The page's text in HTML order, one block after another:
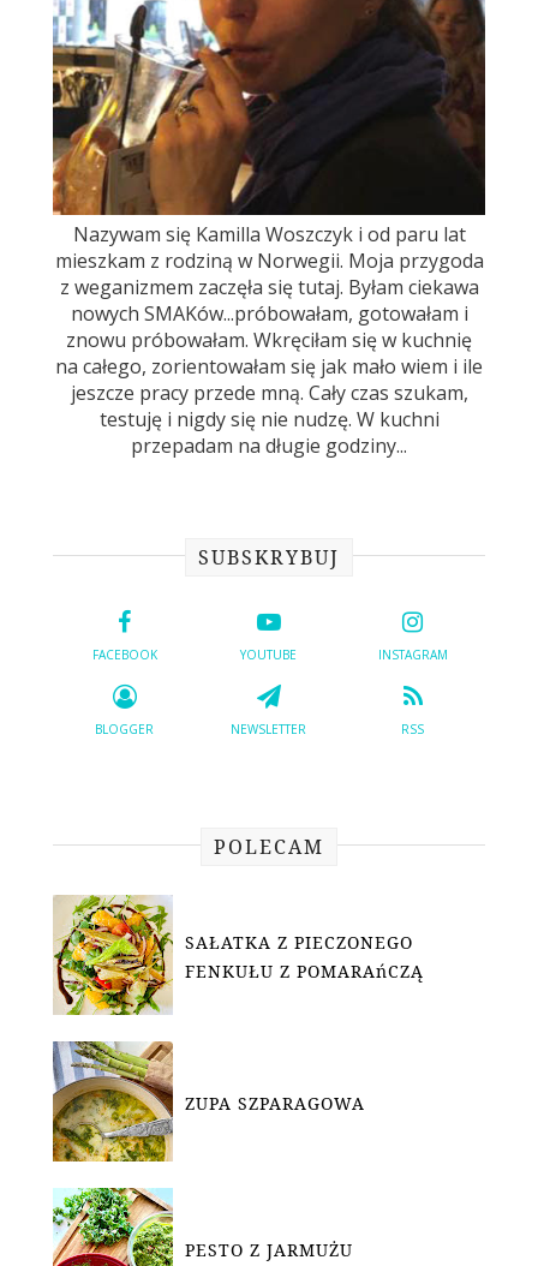
Nazywam się Kamilla Woszczyk i od paru lat
mieszkam z rodziną w Norwegii. Moja przygoda
z weganizmem zaczęła się tutaj. Byłam ciekawa
nowych SMAKów...próbowałam, gotowałam i
znowu próbowałam. Wkręciłam się w kuchnię
na całego, zorientowałam się jak mało wiem i ile
jeszcze pracy przede mną. Cały czas szukam,
testuję i nigdy się nie nudzę. W kuchni
przepadam na długie godziny...
SUBSKRYBUJ
FACEBOOK YOUTUBE INSTAGRAM
BLOGGER NEWSLETTER RSS
POLECAM
SAŁATKA Z PIECZONEGO
FENKUŁU Z POMARAńCZĄ
ZUPA SZPARAGOWA
PESTO Z JARMUŻU